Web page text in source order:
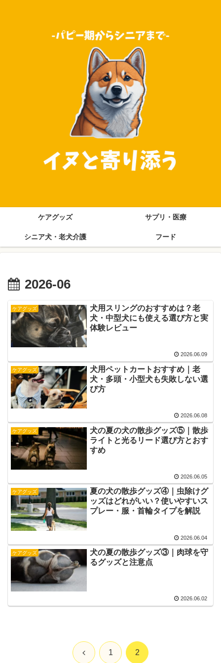
ケアグッズ サプリ・医療
シニア犬・老犬介護 フード
2026-06
ケアグッズ
犬用スリングのおすすめは？老
犬・中型犬にも使える選び方と実
体験レビュー
2026.06.09
ケアグッズ
犬用ペットカートおすすめ｜老
犬・多頭・小型犬も失敗しない選
び方
2026.06.08
ケアグッズ
犬の夏の犬の散歩グッズ⑤｜散歩
ライトと光るリード選び方とおす
すめ
2026.06.05
ケアグッズ
夏の犬の散歩グッズ④｜虫除けグ
ッズはどれがいい？使いやすいス
プレー・服・首輪タイプを解説
2026.06.04
ケアグッズ
犬の夏の散歩グッズ③｜肉球を守
るグッズと注意点
2026.06.02
前 1 2